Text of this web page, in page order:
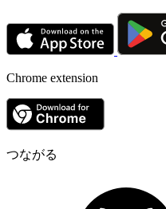
Chrome extension
つながる